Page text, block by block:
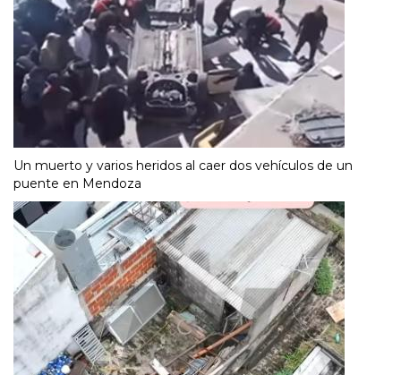
Un muerto y varios heridos al caer dos vehículos de un
puente en Mendoza